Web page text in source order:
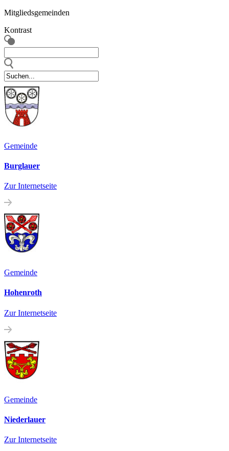
Mitgliedsgemeinden
Kontrast
Gemeinde
Burglauer
Zur Internetseite
Gemeinde
Hohenroth
Zur Internetseite
Gemeinde
Niederlauer
Zur Internetseite